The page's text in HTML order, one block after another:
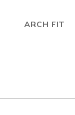
ARCH FIT